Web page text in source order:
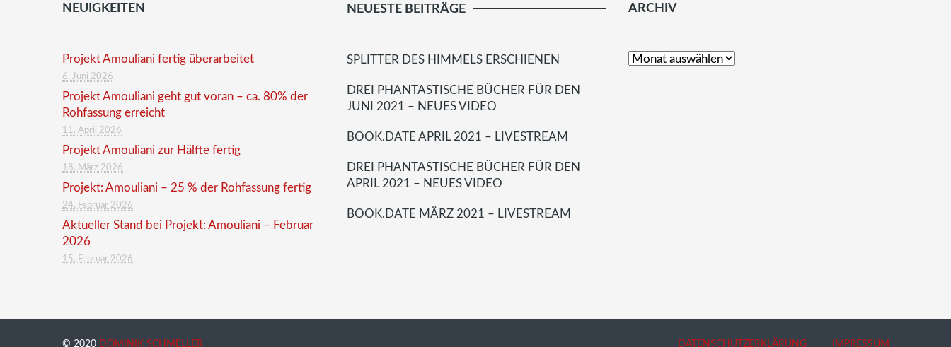
NEUIGKEITEN
Projekt Amouliani fertig überarbeitet
6. Juni 2026
Projekt Amouliani geht gut voran – ca. 80% der
Rohfassung erreicht
11. April 2026
Projekt Amouliani zur Hälfte fertig
18. März 2026
Projekt: Amouliani – 25 % der Rohfassung fertig
24. Februar 2026
Aktueller Stand bei Projekt: Amouliani – Februar
2026
15. Februar 2026
NEUESTE BEITRÄGE
SPLITTER DES HIMMELS ERSCHIENEN
DREI PHANTASTISCHE BÜCHER FÜR DEN
JUNI 2021 – NEUES VIDEO
BOOK.DATE APRIL 2021 – LIVESTREAM
DREI PHANTASTISCHE BÜCHER FÜR DEN
APRIL 2021 – NEUES VIDEO
BOOK.DATE MÄRZ 2021 – LIVESTREAM
ARCHIV
© 2020 DOMINIK SCHMELLER DATENSCHUTZERKLÄRUNG IMPRESSUM